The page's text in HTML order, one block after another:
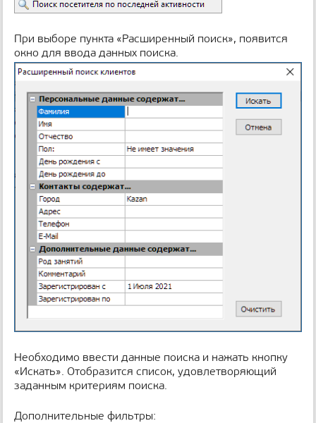
При выборе пункта «Расширенный поиск», появится
окно для ввода данных поиска.
Необходимо ввести данные поиска и нажать кнопку
«Искать». Отобразится список, удовлетворяющий
заданным критериям поиска.
Дополнительные фильтры: